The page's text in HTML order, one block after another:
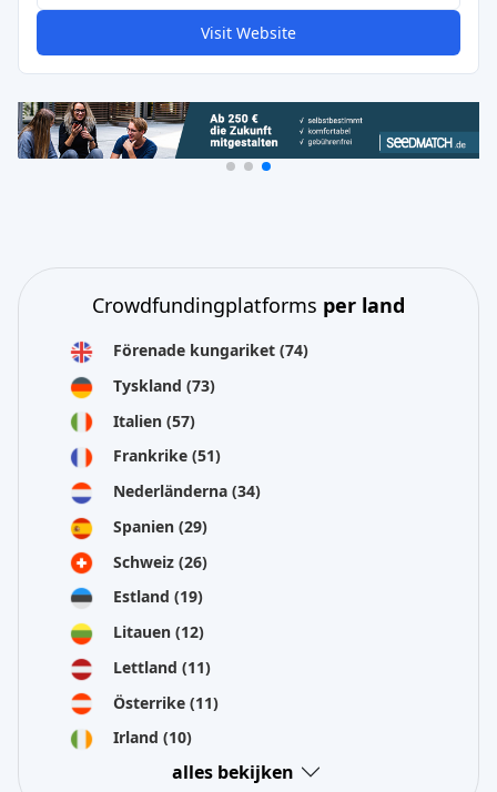
Visit Website
Crowdfundingplatforms per land
Förenade kungariket (74)
Tyskland (73)
Italien (57)
Frankrike (51)
Nederländerna (34)
Spanien (29)
Schweiz (26)
Estland (19)
Litauen (12)
Lettland (11)
Österrike (11)
Irland (10)
alles bekijken